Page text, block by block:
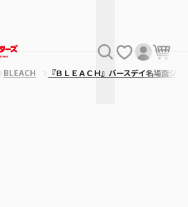
BLEACH 『ＢＬＥＡＣＨ』バースデイ名場面